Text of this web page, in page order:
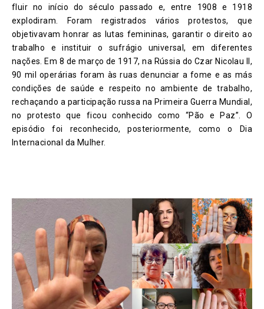
fluir no início do século passado e, entre 1908 e 1918
explodiram. Foram registrados vários protestos, que
objetivavam honrar as lutas femininas, garantir o direito ao
trabalho e instituir o sufrágio universal, em diferentes
nações. Em 8 de março de 1917, na Rússia do Czar Nicolau II,
90 mil operárias foram às ruas denunciar a fome e as más
condições de saúde e respeito no ambiente de trabalho,
rechaçando a participação russa na Primeira Guerra Mundial,
no protesto que ficou conhecido como “Pão e Paz”. O
episódio foi reconhecido, posteriormente, como o Dia
Internacional da Mulher.